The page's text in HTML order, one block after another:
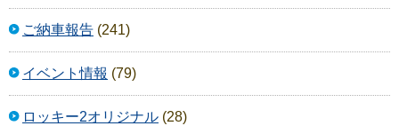
ご納車報告 (241)
イベント情報 (79)
ロッキー2オリジナル (28)